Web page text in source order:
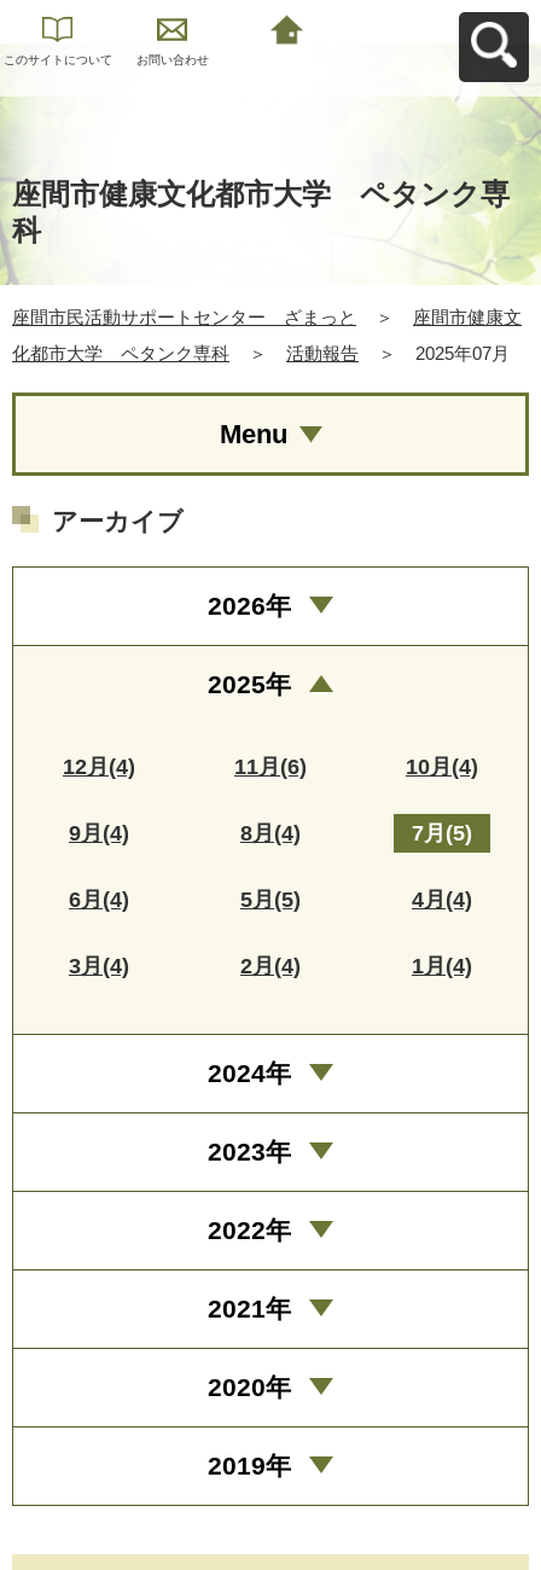
このサイトについて お問い合わせ
座間市健康文化都市大学 ペタンク専
科
座間市民活動サポートセンター ざまっと ＞
座間市健康文
化都市大学 ペタンク専科
＞ 活動報告 ＞ 2025年07月
Menu
アーカイブ
2026年
2025年
12月(4) 11月(6) 10月(4)
9月(4) 8月(4) 7月(5)
6月(4) 5月(5) 4月(4)
3月(4) 2月(4) 1月(4)
2024年
2023年
2022年
2021年
2020年
2019年